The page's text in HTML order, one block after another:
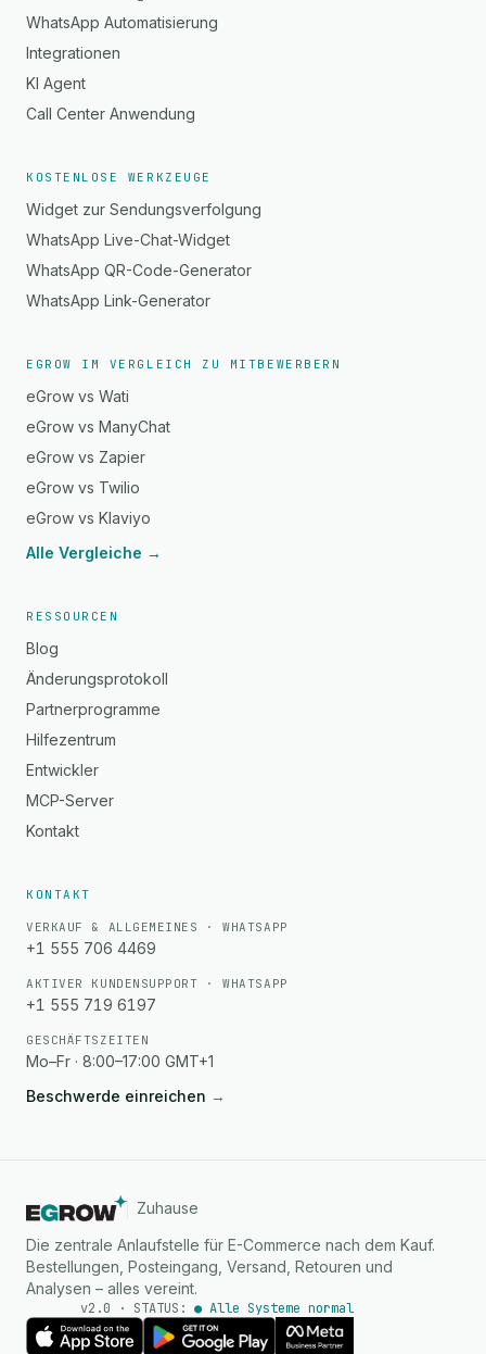
WhatsApp Automatisierung
Integrationen
KI Agent
Call Center Anwendung
KOSTENLOSE WERKZEUGE
Widget zur Sendungsverfolgung
WhatsApp Live-Chat-Widget
WhatsApp QR-Code-Generator
WhatsApp Link-Generator
EGROW IM VERGLEICH ZU MITBEWERBERN
eGrow vs Wati
eGrow vs ManyChat
eGrow vs Zapier
eGrow vs Twilio
eGrow vs Klaviyo
Alle Vergleiche →
RESSOURCEN
Blog
Änderungsprotokoll
Partnerprogramme
Hilfezentrum
Entwickler
MCP-Server
Kontakt
KONTAKT
VERKAUF & ALLGEMEINES · WHATSAPP
+1 555 706 4469
AKTIVER KUNDENSUPPORT · WHATSAPP
+1 555 719 6197
GESCHÄFTSZEITEN
Mo–Fr · 8:00–17:00 GMT+1
Beschwerde einreichen →
Zuhause
Die zentrale Anlaufstelle für E-Commerce nach dem Kauf.
Bestellungen, Posteingang, Versand, Retouren und
Analysen – alles vereint.
v2.0 · STATUS:● Alle Systeme normal